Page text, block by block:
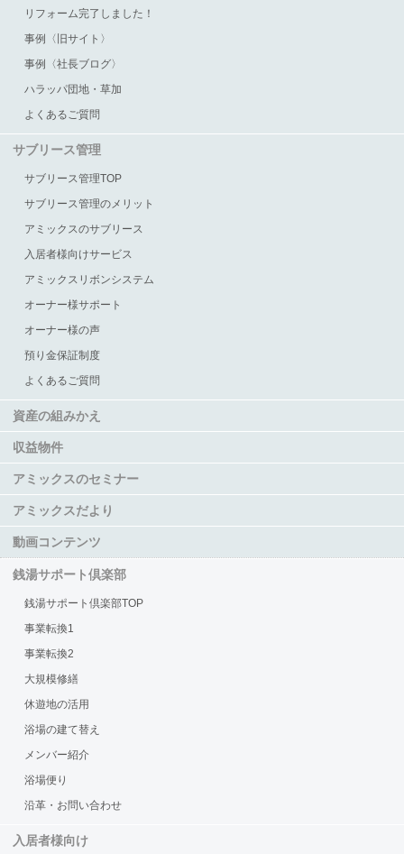
リフォーム完了しました！
事例〈旧サイト〉
事例〈社長ブログ〉
ハラッパ団地・草加
よくあるご質問
サブリース管理
サブリース管理TOP
サブリース管理のメリット
アミックスのサブリース
入居者様向けサービス
アミックスリボンシステム
オーナー様サポート
オーナー様の声
預り金保証制度
よくあるご質問
資産の組みかえ
収益物件
アミックスのセミナー
アミックスだより
動画コンテンツ
銭湯サポート倶楽部
銭湯サポート倶楽部TOP
事業転換1
事業転換2
大規模修繕
休遊地の活用
浴場の建て替え
メンバー紹介
浴場便り
沿革・お問い合わせ
入居者様向け